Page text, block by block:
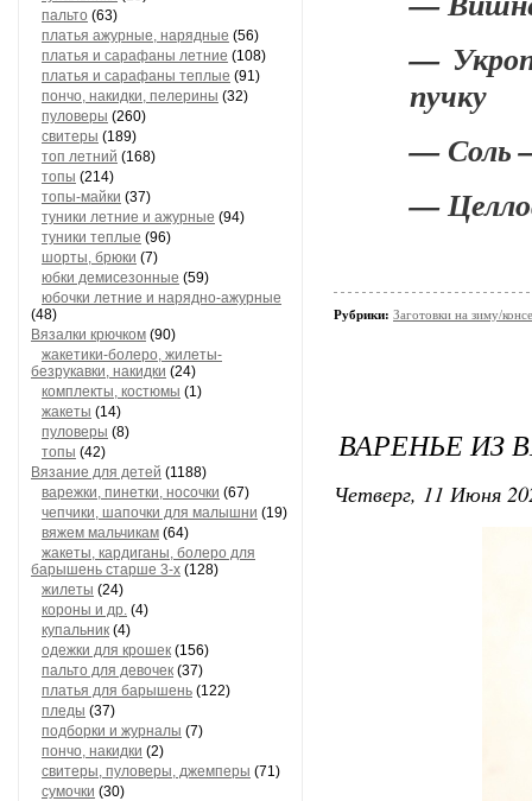
пальто (63)
платья ажурные, нарядные (56)
платья и сарафаны летние (108)
платья и сарафаны теплые (91)
пончо, накидки, пелерины (32)
пуловеры (260)
свитеры (189)
топ летний (168)
топы (214)
топы-майки (37)
туники летние и ажурные (94)
туники теплые (96)
шорты, брюки (7)
юбки демисезонные (59)
юбочки летние и нарядно-ажурные
(48)
Вязалки крючком (90)
жакетики-болеро, жилеты-
безрукавки, накидки (24)
комплекты, костюмы (1)
жакеты (14)
пуловеры (8)
топы (42)
Вязание для детей (1188)
варежки, пинетки, носочки (67)
чепчики, шапочки для малышни (19)
вяжем мальчикам (64)
жакеты, кардиганы, болеро для
барышень старше 3-х (128)
жилеты (24)
короны и др. (4)
купальник (4)
одежки для крошек (156)
пальто для девочек (37)
платья для барышень (122)
пледы (37)
подборки и журналы (7)
пончо, накидки (2)
свитеры, пуловеры, джемперы (71)
сумочки (30)
—
пучку
— Соль
—
Рубрики: Заготовки на зиму/
ВАРЕНЬЕ ИЗ
Четверг, 11 Июня